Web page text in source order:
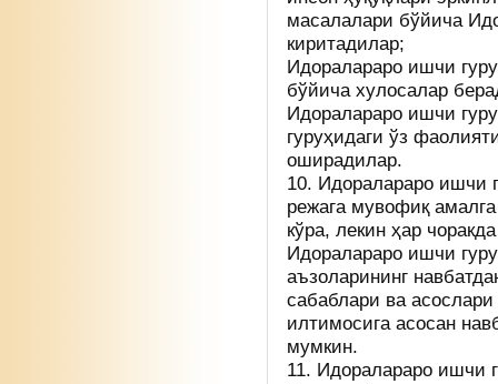
масалалари бўйича
киритадилар;
Идоралараро ишчи
бўйича хулосалар
Идоралараро ишчи
гуруҳидаги ўз
оширадилар.
10. Идоралараро ишчи
режага мувофиқ
кўра, лекин ҳар
Идоралараро ишчи
аъзоларининг
сабаблари ва
илтимосига асосан
мумкин.
11. Идоралараро ишчи